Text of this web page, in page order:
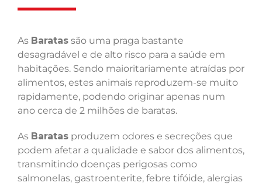
As Baratas são uma praga bastante
desagradável e de alto risco para a saúde em
habitações. Sendo maioritariamente atraídas por
alimentos, estes animais reproduzem-se muito
rapidamente, podendo originar apenas num
ano cerca de 2 milhões de baratas.
As Baratas produzem odores e secreções que
podem afetar a qualidade e sabor dos alimentos,
transmitindo doenças perigosas como
salmonelas, gastroenterite, febre tifóide, alergias